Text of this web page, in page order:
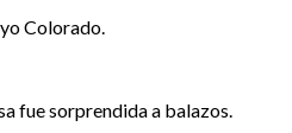
Colorado.
fue sorprendida a balazos.